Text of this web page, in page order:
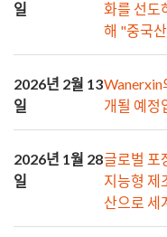
일
화를 선도
해 "중국
2026년 2월 13
일
Wanerxin
개될 예정
2026년 1월 28
일
글로벌 포
지능형 제
산으로 세